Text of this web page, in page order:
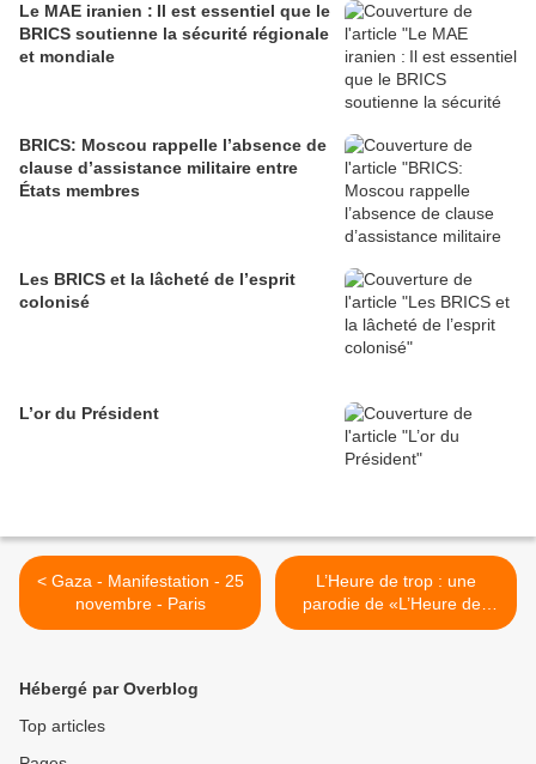
Le MAE iranien : Il est essentiel que le
BRICS soutienne la sécurité régionale
et mondiale
BRICS: Moscou rappelle l’absence de
clause d’assistance militaire entre
États membres
Les BRICS et la lâcheté de l’esprit
colonisé
L’or du Président
< Gaza - Manifestation - 25
novembre - Paris
L’Heure de trop : une
parodie de «L’Heure des
pros» de CNews >
Hébergé par Overblog
Top articles